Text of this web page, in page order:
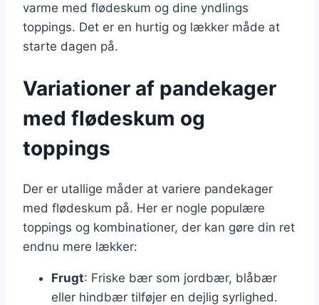
varme med flødeskum og dine yndlings
toppings. Det er en hurtig og lækker måde at
starte dagen på.
Variationer af pandekager
med flødeskum og
toppings
Der er utallige måder at variere pandekager
med flødeskum på. Her er nogle populære
toppings og kombinationer, der kan gøre din ret
endnu mere lækker:
Frugt: Friske bær som jordbær, blåbær
eller hindbær tilføjer en dejlig syrlighed.